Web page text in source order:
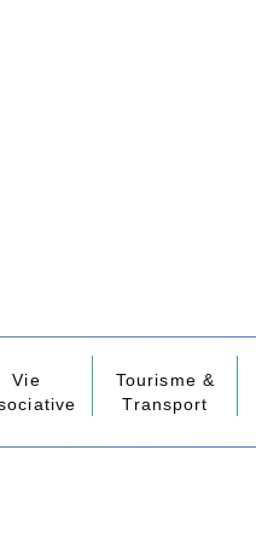
Vie
Tourisme &
Transport